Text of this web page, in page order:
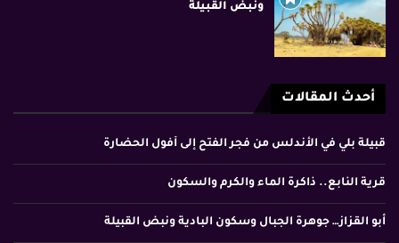
ونبض القبيلة
أحدث المقالات
قبيلة بلي في الأندلس من فجر الفتح إلى أفول الحضارة
قرية النابع.. ذاكرة الماء والكرم والسكون
أبو القزاز… جوهرة الجبال وسكون البادية ونبض القبيلة